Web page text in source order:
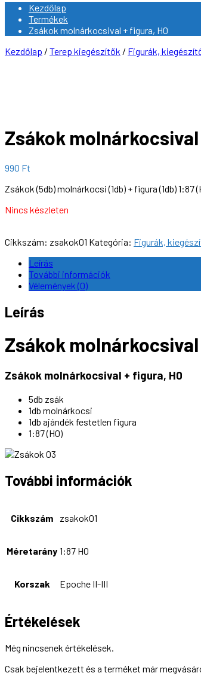
Kezdőlap
Termékek
Zsákok molnárkocsival + figura, H0
Kezdőlap / Terep kiegészítők / Figurák,
Zsákok
990 Ft
Zsákok (5db) molnárkocsi (1db) + figura (1db) 1:87
Nincs készleten
Cikkszám: zsakok01 Kategória: Figurák,
Leírás
További információk
Vélemények (0)
Leírás
Zsákok molnárkocsival
Zsákok molnárkocsival + figura, H0
5db zsák
1db molnárkocsi
1db ajándék festetlen figura
1:87 (H0)
További információk
Cikkszám zsakok01
Méretarány 1:87 H0
Korszak Epoche II-III
Értékelések
Még nincsenek értékelések.
Csak bejelentkezett és a terméket már